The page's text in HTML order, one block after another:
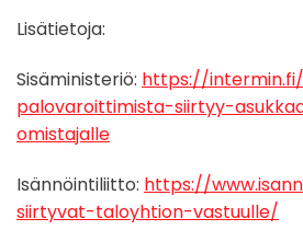
Lisätietoja:
Sisäministeriö: https://
palovaroittimista-siirtyy-
omistajalle
Isännöintiliitto: https://
siirtyvat-taloyhtion-vastuulle/